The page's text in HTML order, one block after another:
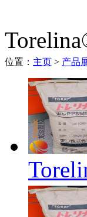
位置： 主页 > 产品